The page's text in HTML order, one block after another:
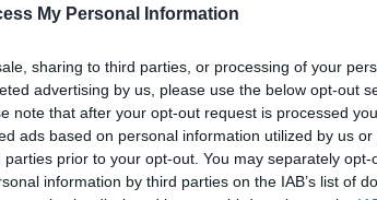
My Personal Information
sharing to third parties, or processing of your
advertising by us, please use the below opt-out
note that after your opt-out request is processed
ads based on personal information utilized by us or
prior to your opt-out. You may separately opt-
information by third parties on the IAB’s list of
Ελλάδα, επενδύοντας και στηρίζοντας
προκειμένου να επιτευχθεί η
τελικώς της εξάλειψης της νόσου».